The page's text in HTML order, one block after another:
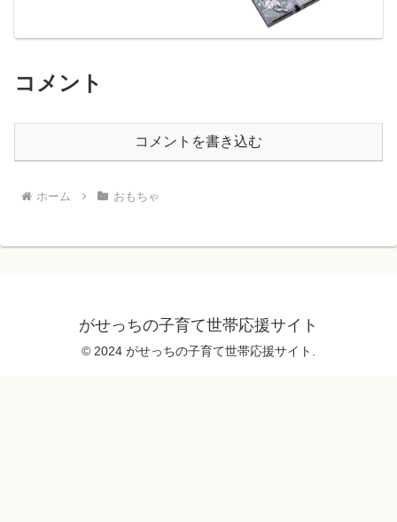
コメント
コメントを書き込む
ホーム おもちゃ
がせっちの子育て世帯応援サイト
© 2024 がせっちの子育て世帯応援サイト.